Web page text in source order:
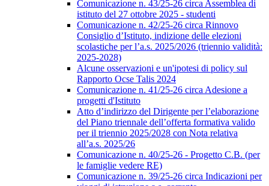
Comunicazione n. 43/25-26 circa Assemblea di
istituto del 27 ottobre 2025 - studenti
Comunicazione n. 42/25-26 circa Rinnovo
Consiglio d’Istituto, indizione delle elezioni
scolastiche per l’a.s. 2025/2026 (triennio validità:
2025-2028)
Alcune osservazioni e un'ipotesi di policy sul
Rapporto Ocse Talis 2024
Comunicazione n. 41/25-26 circa Adesione a
progetti d'Istituto
Atto d’indirizzo del Dirigente per l’elaborazione
del Piano triennale dell’offerta formativa valido
per il triennio 2025/2028 con Nota relativa
all’a.s. 2025/26
Comunicazione n. 40/25-26 - Progetto C.B. (per
le famiglie vedere RE)
Comunicazione n. 39/25-26 circa Indicazioni per